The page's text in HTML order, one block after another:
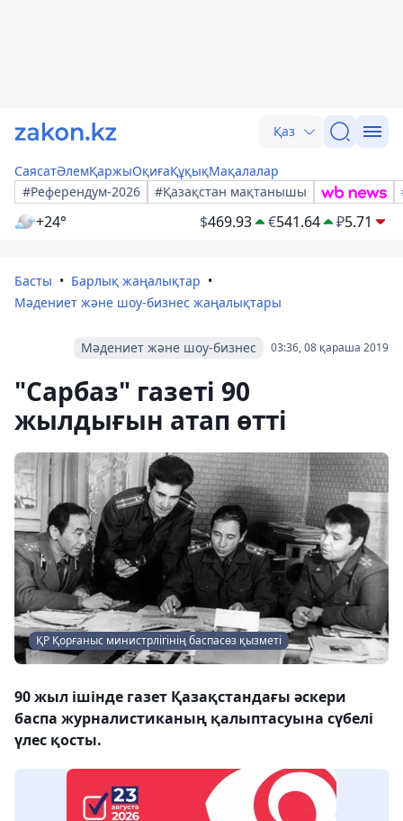
Қаз
СаясатӘлемҚаржыОқиғаҚұқықМақалалар
#Референдум-2026
#Қазақстан мақтанышы
+24° $469.93 €541.64 ₽5.71
Басты
Барлық жаңалықтар
Мәдениет және шоу-бизнес жаңалықтары
03:36, 08 қараша 2019
Мәдениет және шоу-бизнес
"Сарбаз" газеті 90
жылдығын атап өтті
ҚР Қорғаныс министрлігінің баспасөз қызметі
90 жыл ішінде газет Қазақстандағы әскери
баспа журналистиканың қалыптасуына сүбелі
үлес қосты.